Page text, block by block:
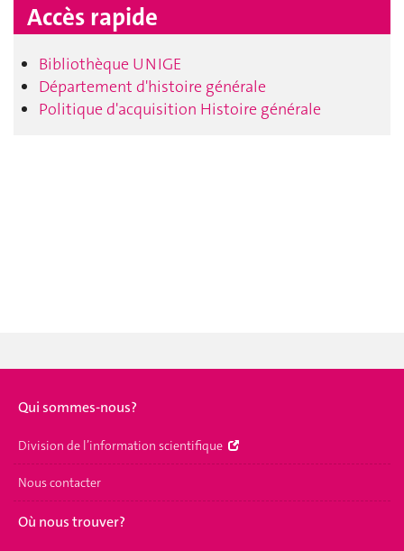
Accès rapide
Bibliothèque UNIGE
Département d'histoire générale
Politique d'acquisition Histoire générale
Qui sommes-nous?
Division de l’information scientifique
Nous contacter
Où nous trouver?